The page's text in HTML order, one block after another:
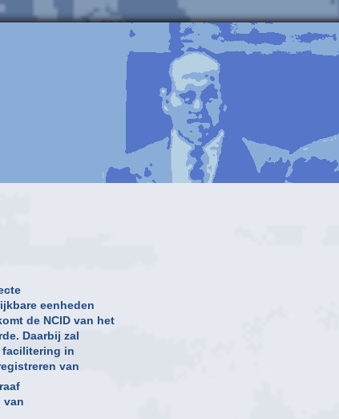
eenheden
de NCID van het
Daarbij zal
in
van
van